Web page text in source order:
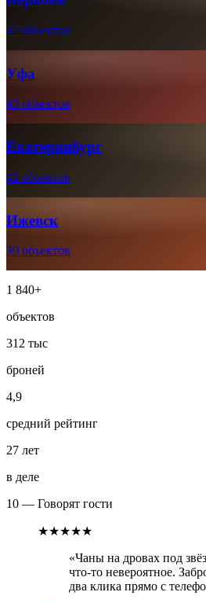
47 объектов
Уфа
43 объектов
Екатеринбург
42 объектов
Ижевск
39 объектов
1 840+
объектов
312 тыс
броней
4,9
средний рейтинг
27 лет
в деле
10 — Говорят гости
★★★★★
«Чаны на дровах под
что-то невероятное.
два клика прямо с